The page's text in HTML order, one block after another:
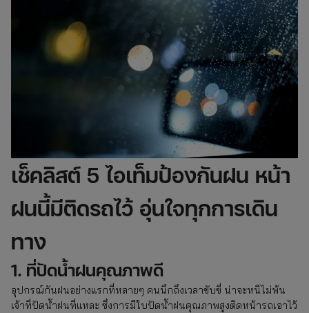
เช็คลิสต์ 5 ไอเท็มป้องกันฝน หน้า
ฝนนี้มีติดรถไว้ อุ่นใจทุกการเดิน
ทาง
1. ที่ปัดน้ำฝนคุณภาพดี
อุปกรณ์กันฝนอย่างแรกที่หลายๆ คนนึกถึงเวลาขับขี่ น่าจะหนีไม่พ้น
เจ้าที่ปัดน้ำฝนที่แหละ ซึ่งการมีใบปัดน้ำฝนคุณภาพสูงติดหน้ารถเอาไว้